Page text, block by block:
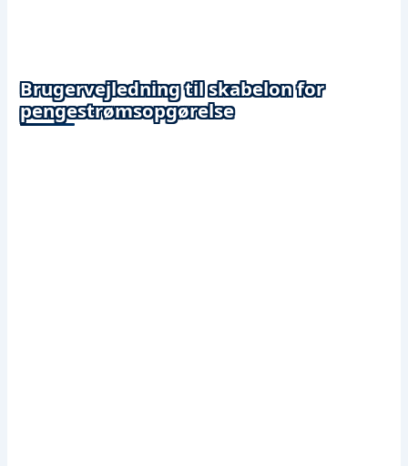
Brugervejledning til skabelon for
pengestrømsopgørelse